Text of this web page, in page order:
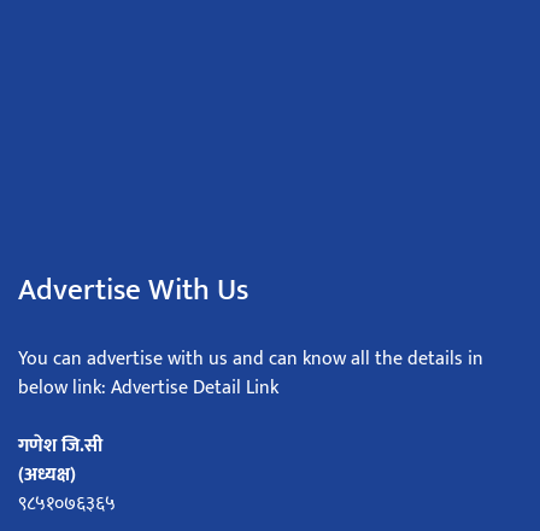
Advertise With Us
You can advertise with us and can know all the details in
below link: Advertise Detail Link
गणेश जि.सी
(अध्यक्ष)
९८५१०७६३६५